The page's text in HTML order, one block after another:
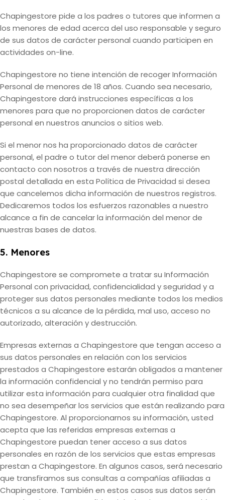
Chapingestore pide a los padres o tutores que informen a
los menores de edad acerca del uso responsable y seguro
de sus datos de carácter personal cuando participen en
actividades on-line.
Chapingestore no tiene intención de recoger Información
Personal de menores de 18 años. Cuando sea necesario,
Chapingestore dará instrucciones específicas a los
menores para que no proporcionen datos de carácter
personal en nuestros anuncios o sitios web.
Si el menor nos ha proporcionado datos de carácter
personal, el padre o tutor del menor deberá ponerse en
contacto con nosotros a través de nuestra dirección
postal detallada en esta Política de Privacidad si desea
que cancelemos dicha información de nuestros registros.
Dedicaremos todos los esfuerzos razonables a nuestro
alcance a fin de cancelar la información del menor de
nuestras bases de datos.
5. Menores
Chapingestore se compromete a tratar su Información
Personal con privacidad, confidencialidad y seguridad y a
proteger sus datos personales mediante todos los medios
técnicos a su alcance de la pérdida, mal uso, acceso no
autorizado, alteración y destrucción.
Empresas externas a Chapingestore que tengan acceso a
sus datos personales en relación con los servicios
prestados a Chapingestore estarán obligados a mantener
la información confidencial y no tendrán permiso para
utilizar esta información para cualquier otra finalidad que
no sea desempeñar los servicios que están realizando para
Chapingestore. Al proporcionarnos su información, usted
acepta que las referidas empresas externas a
Chapingestore puedan tener acceso a sus datos
personales en razón de los servicios que estas empresas
prestan a Chapingestore. En algunos casos, será necesario
que transfiramos sus consultas a compañías afiliadas a
Chapingestore. También en estos casos sus datos serán